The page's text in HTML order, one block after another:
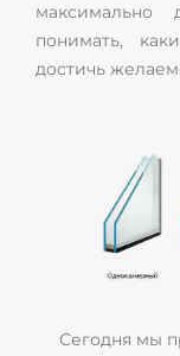
максимально
понимать,
достичь
Сегодня мы